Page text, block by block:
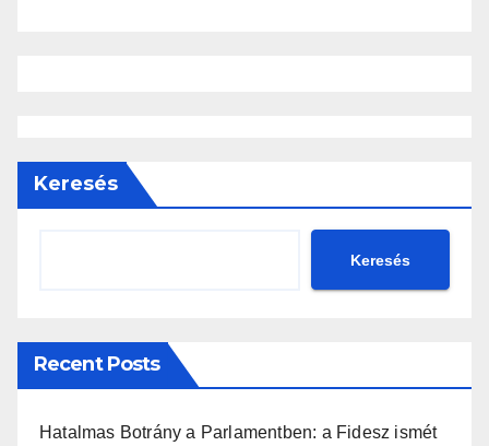
Keresés
Keresés
Recent Posts
Hatalmas Botrány a Parlamentben: a Fidesz ismét